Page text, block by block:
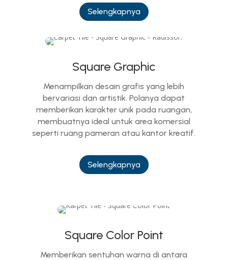
Selengkapnya
Square Graphic
Menampilkan desain grafis yang lebih
bervariasi dan artistik. Polanya dapat
memberikan karakter unik pada ruangan,
membuatnya ideal untuk area komersial
seperti ruang pameran atau kantor kreatif.
Selengkapnya
Square Color Point
Memberikan sentuhan warna di antara